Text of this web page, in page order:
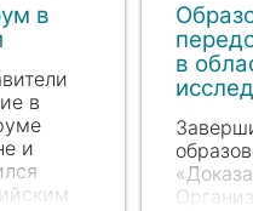
в
в
и
в